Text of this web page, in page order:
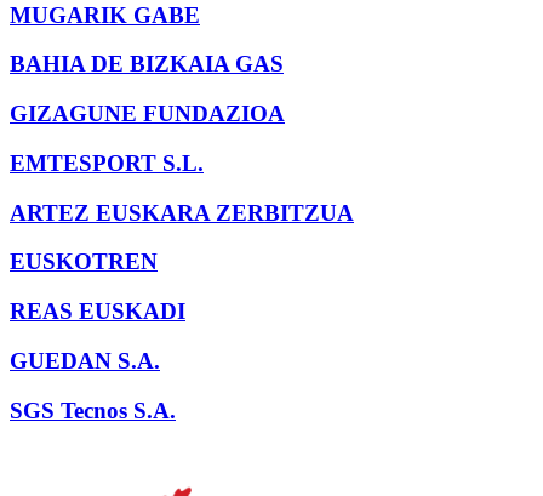
MUGARIK GABE
BAHIA DE BIZKAIA GAS
GIZAGUNE FUNDAZIOA
EMTESPORT S.L.
ARTEZ EUSKARA ZERBITZUA
EUSKOTREN
REAS EUSKADI
GUEDAN S.A.
SGS Tecnos S.A.